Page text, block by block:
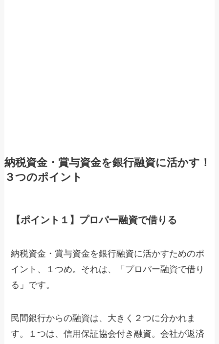
納税資金・賞与資金を銀行融資に活かす！
３つのポイント
【ポイント１】プロパー融資で借りる
納税資金・賞与資金を銀行融資に活かすためのポ
イント、１つめ。それは、「プロパー融資で借り
る」です。
民間銀行からの融資は、大きく２つに分かれま
す。１つは、信用保証協会付き融資。会社が返済